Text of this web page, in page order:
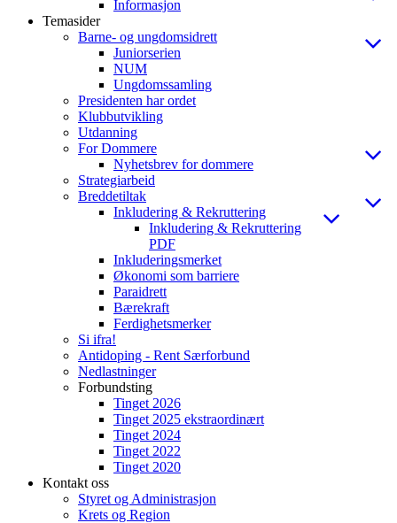
Informasjon
Temasider
Barne- og ungdomsidrett
Juniorserien
NUM
Ungdomssamling
Presidenten har ordet
Klubbutvikling
Utdanning
For Dommere
Nyhetsbrev for dommere
Strategiarbeid
Breddetiltak
Inkludering & Rekruttering
Inkludering & Rekruttering
PDF
Inkluderingsmerket
Økonomi som barriere
Paraidrett
Bærekraft
Ferdighetsmerker
Si ifra!
Antidoping - Rent Særforbund
Nedlastninger
Forbundsting
Tinget 2026
Tinget 2025 ekstraordinært
Tinget 2024
Tinget 2022
Tinget 2020
Kontakt oss
Styret og Administrasjon
Krets og Region